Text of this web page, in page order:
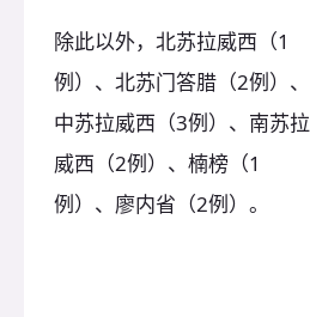
除此以外，北苏拉威西（1
例）、北苏门答腊（2例）、
中苏拉威西（3例）、南苏拉
威西（2例）、楠榜（1
例）、廖内省（2例）。